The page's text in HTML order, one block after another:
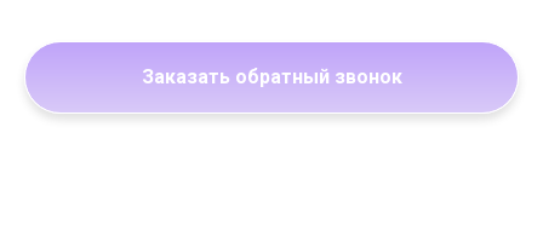
Заказать обратный звонок